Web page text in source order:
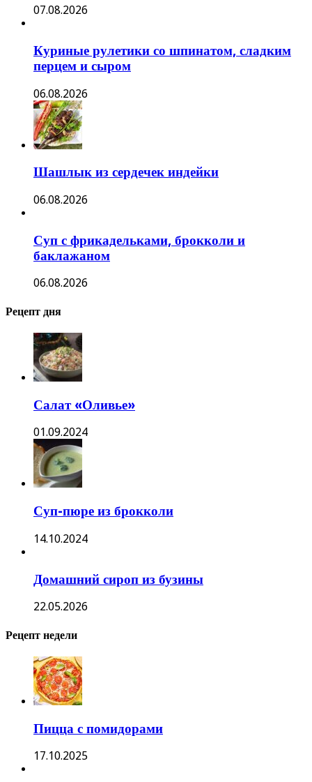
07.08.2026
Куриные рулетики со шпинатом, сладким
перцем и сыром
06.08.2026
Шашлык из сердечек индейки
06.08.2026
Суп с фрикадельками, брокколи и
баклажаном
06.08.2026
Рецепт дня
Салат «Оливье»
01.09.2024
Суп-пюре из брокколи
14.10.2024
Домашний сироп из бузины
22.05.2026
Рецепт недели
Пицца с помидорами
17.10.2025